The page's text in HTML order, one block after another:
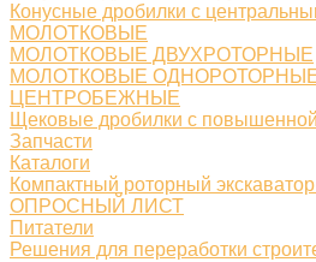
Конусные дробилки с
МОЛОТКОВЫЕ
МОЛОТКОВЫЕ ДВУХРОТОРНЫЕ
МОЛОТКОВЫЕ
ЦЕНТРОБЕЖНЫЕ
Щековые дробилки с
Запчасти
Каталоги
Компактный роторный
ОПРОСНЫЙ ЛИСТ
Питатели
Решения для переработки